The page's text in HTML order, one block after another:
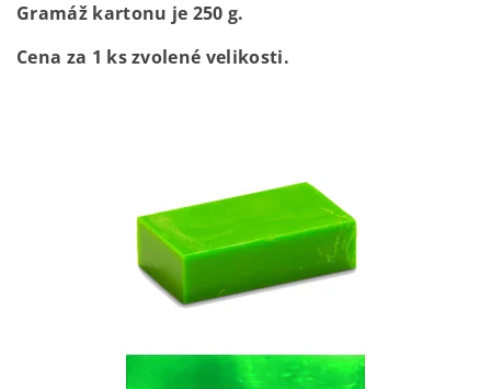
Gramáž kartonu je 250 g.
Cena za 1 ks zvolené velikosti.